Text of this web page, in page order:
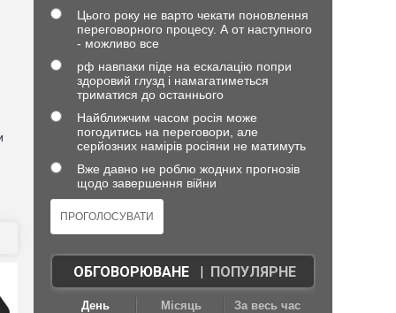
Цього року не варто чекати поновлення
переговорного процесу. А от наступного
- можливо все
рф навпаки піде на ескалацію попри
здоровий глузд і намагатиметься
триматися до останнього
Найближчим часом росія може
погодитись на переговори, але
серйозних намірів росіяни не матимуть
Вже давно не роблю жодних прогнозів
щодо завершення війни
ОБГОВОРЮВАНЕ| ПОПУЛЯРНЕ
День Місяць За весь час